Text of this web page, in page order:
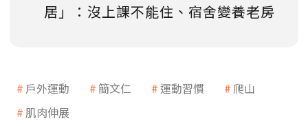
居」：沒上課不能住、宿舍變養老房
戶外運動 簡文仁 運動習慣
爬山
肌肉伸展